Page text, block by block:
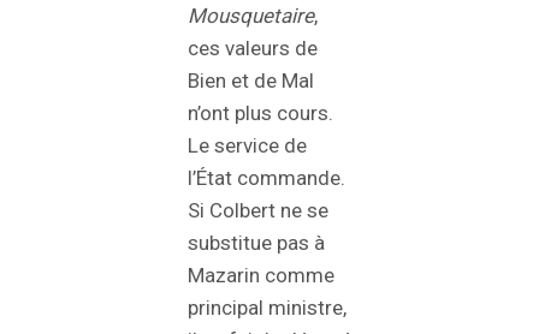
Mousquetaire,
ces valeurs de
Bien et de Mal
n’ont plus cours.
Le service de
l’État commande.
Si Colbert ne se
substitue pas à
Mazarin comme
principal ministre,